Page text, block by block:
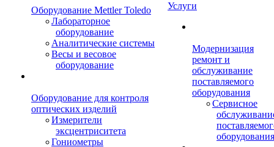
Оборудование Mettler Toledo
Лабораторное
оборудование
Аналитические системы
Весы и весовое
оборудование
Оборудование для контроля
оптических изделий
Измерители
эксцентриситета
Гониометры
Услуги
Модернизация
ремонт и
обслуживание
поставляемого
оборудования
Сервисное
оборудования